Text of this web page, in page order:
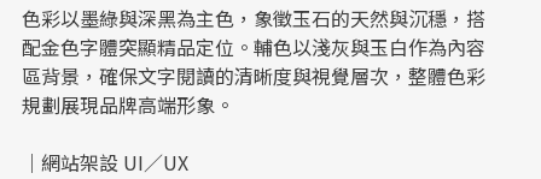
色彩以墨綠與深黑為主色，象徵玉石的天然與沉穩，搭
配金色字體突顯精品定位。輔色以淺灰與玉白作為內容
區背景，確保文字閱讀的清晰度與視覺層次，整體色彩
規劃展現品牌高端形象。
｜網站架設 UI／UX